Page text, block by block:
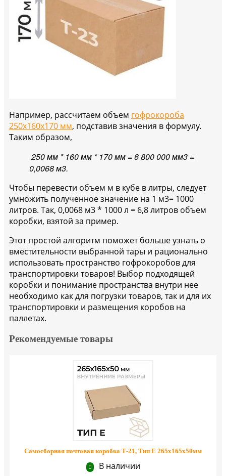
Например, рассчитаем объем гофрокороба
250х160х170 мм, подставив значения в формулу.
Таким образом,
250 мм * 160 мм * 170 мм = 6 800 000 мм3 =
0,0068 м3.
Чтобы перевести объем м в кубе в литры, следует
умножить полученное значение на 1 м3= 1000
литров. Так, 0,0068 м3 * 1000 л = 6,8 литров объем
коробки, взятой за пример.
Этот простой алгоритм поможет больше узнать о
вместительности выбранной тары и рационально
использовать пространство гофрокоробов для
транспортировки товаров! Выбор подходящей
коробки и понимание пространства внутри нее
необходимо как для погрузки товаров, так и для их
транспортировки и размещения коробов на
паллетах.
Рекомендуемые товары
Самосборная почтовая коробка Т-21, Тип Е 265х165x50мм
В наличии